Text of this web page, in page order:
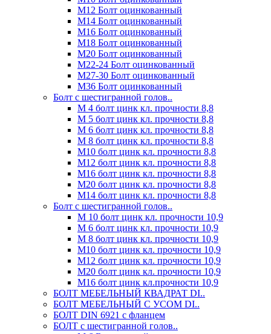
М12 Болт оцинкованный
М14 Болт оцинкованный
М16 Болт оцинкованный
М18 Болт оцинкованный
М20 Болт оцинкованный
М22-24 Болт оцинкованный
М27-30 Болт оцинкованный
М36 Болт оцинкованный
Болт с шестигранной голов..
М 4 болт цинк кл. прочности 8,8
М 5 болт цинк кл. прочности 8,8
М 6 болт цинк кл. прочности 8,8
М 8 болт цинк кл. прочности 8,8
М10 болт цинк кл. прочности 8,8
М12 болт цинк кл. прочности 8,8
М16 болт цинк кл. прочности 8,8
М20 болт цинк кл. прочности 8,8
М14 болт цинк кл. прочности 8,8
Болт с шестигранной голов..
М 10 болт цинк кл. прочности 10,9
М 6 болт цинк кл. прочности 10,9
М 8 болт цинк кл. прочности 10,9
М10 болт цинк кл. прочности 10,9
М12 болт цинк кл. прочности 10,9
М20 болт цинк кл. прочности 10,9
М16 болт цинк кл.прочности 10,9
БОЛТ МЕБЕЛЬНЫЙ КВАДРАТ DI..
БОЛТ МЕБЕЛЬНЫЙ С УСОМ DI..
БОЛТ DIN 6921 c фланцем
БОЛТ с шестигранной голов..